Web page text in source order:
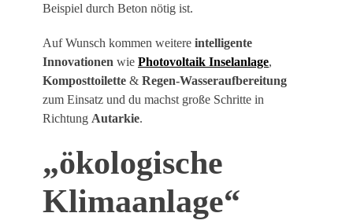
Beispiel durch Beton nötig ist.
Auf Wunsch kommen weitere intelligente
Innovationen wie Photovoltaik Inselanlage,
Komposttoilette & Regen-Wasseraufbereitung
zum Einsatz und du machst große Schritte in
Richtung Autarkie.
„ökologische
Klimaanlage“